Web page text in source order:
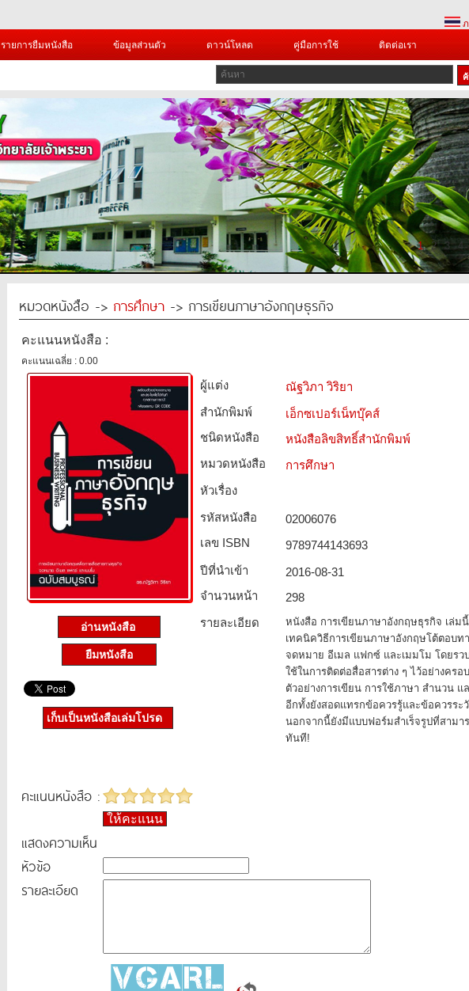
รายการยืมหนังสือ ข้อมูลส่วนตัว ดาวน์โหลด คู่มือการใช้ ติดต่อเรา
1 2 3 4
หมวดหนังสือ -> การศึกษา -> การเขียนภาษาอังกฤษธุรกิจ
คะแนนหนังสือ :
คะแนนเฉลี่ย : 0.00
อ่านหนังสือ
ยืมหนังสือ
ผู้แต่ง
ณัฐวิภา วิริยา
สำนักพิมพ์
เอ็กซเปอร์เน็ทบุ๊คส์
ชนิดหนังสือ­
หนังสือลิขสิทธิ์สำนักพิมพ์
หมวดหนังสือ­
การศึกษา
หัวเรื่อง
รหัสหนังสือ­
02006076
เลข ISBN
9789744143693
ปีที่นำเข้า
2016-08-31
จำนวนหน้า
298
รายละเอียด
หนังสือ การเขียนภาษาอังกฤษธุรกิจ เล่ม
เทคนิควิธีการเขียนภาษาอังกฤษโต้ตอบท
จดหมาย อีเมล แฟกซ์ และเมมโม โดยร
ใช้ในการติดต่อสื่อสารต่าง ๆ ไว้อย่างคร
ตัวอย่างการเขียน การใช้ภาษา สำนวน
อีกทั้งยังสอดแทรกข้อควรรู้และข้อควรระ
นอกจากนี้ยังมีแบบฟอร์มสำเร็จรูปที่สามา
ทันที!
เก็บเป็นหนังสือเล่มโปรด
คะแนนหนังสือ :
ให้คะแนน
แสดงความเห็น
หัวข้อ
รายละเอียด